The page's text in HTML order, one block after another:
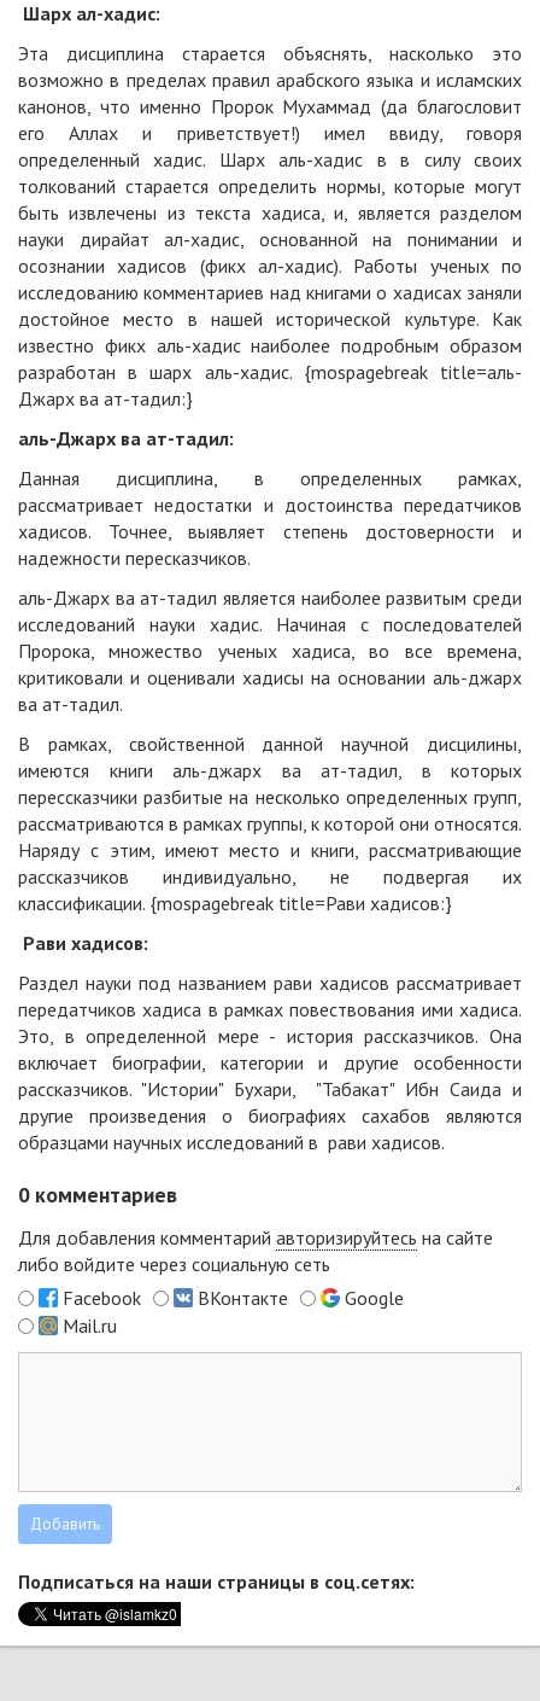
Шарх ал-хадис:
Эта дисциплина старается объяснять, насколько это
возможно в пределах правил арабского языка и исламских
канонов, что именно Пророк Мухаммад (да благословит
его Аллах и приветствует!) имел ввиду, говоря
определенный хадис. Шарх аль-хадис в в силу своих
толкований старается определить нормы, которые могут
быть извлечены из текста хадиса, и, является разделом
науки дирайат ал-хадис, основанной на понимании и
осознании хадисов (фикх ал-хадис). Работы ученых по
исследованию комментариев над книгами о хадисах заняли
достойное место в нашей исторической культуре. Как
известно фикх аль-хадис наиболее подробным образом
разработан в шарх аль-хадис. {mospagebreak title=аль-
Джарх ва ат-тадил:}
аль-Джарх ва ат-тадил:
Данная дисциплина, в определенных рамках,
рассматривает недостатки и достоинства передатчиков
хадисов. Точнее, выявляет степень достоверности и
надежности пересказчиков.
аль-Джарх ва ат-тадил является наиболее развитым среди
исследований науки хадис. Начиная с последователей
Пророка, множество ученых хадиса, во все времена,
критиковали и оценивали хадисы на основании аль-джарх
ва ат-тадил.
В рамках, свойственной данной научной дисцилины,
имеются книги аль-джарх ва ат-тадил, в которых
перессказчики разбитые на несколько определенных групп,
рассматриваются в рамках группы, к которой они относятся.
Наряду с этим, имеют место и книги, рассматривающие
рассказчиков индивидуально, не подвергая их
классификации. {mospagebreak title=Рави хадисов:}
Рави хадисов:
Раздел науки под названием рави хадисов рассматривает
передатчиков хадиса в рамках повествования ими хадиса.
Это, в определенной мере - история рассказчиков. Она
включает биографии, категории и другие особенности
рассказчиков. "Истории" Бухари, "Табакат" Ибн Саида и
другие произведения о биографиях сахабов являются
образцами научных исследований в рави хадисов.
0 комментариев
Для добавления комментарий авторизируйтесь на сайте
либо войдите через социальную сеть
Facebook
ВКонтакте
Google
Mail.ru
Подписаться на наши страницы в соц.сетях: